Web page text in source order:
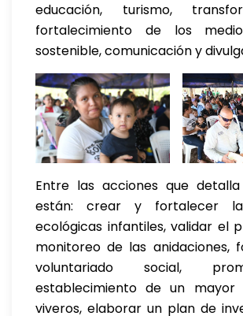
educación, turismo,
fortalecimiento de los
sostenible, comunicación y
Entre las acciones que
están: crear y fortalecer
ecológicas infantiles, validar el
monitoreo de las anidaciones,
voluntariado social,
establecimiento de un mayor
viveros, elaborar un plan de